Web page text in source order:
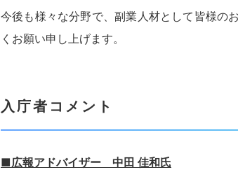
今後も様々な分野で、副業人材として皆様の
くお願い申し上げます。
入庁者コメント
■広報アドバイザー 中田 佳和氏